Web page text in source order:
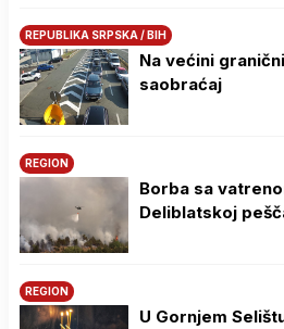
REPUBLIKA SRPSKA / BIH
Na većini
saobraćaj
REGION
Borba sa
Deliblatskoj
REGION
U Gornjem